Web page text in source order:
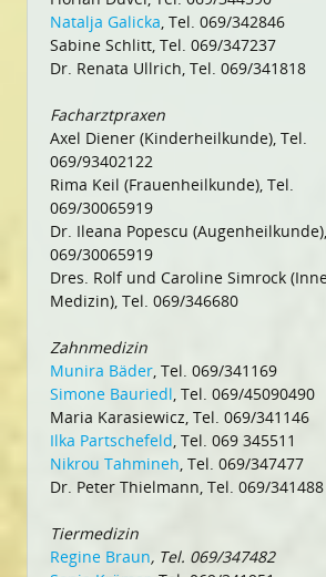
Natalja Galicka, Tel. 069/342846
Sabine Schlitt, Tel. 069/347237
Dr. Renata Ullrich, Tel. 069/341818
Facharztpraxen
Axel Diener (Kinderheilkunde), Tel.
069/93402122
Rima Keil (Frauenheilkunde), Tel.
069/30065919
Dr. Ileana Popescu
069/30065919
Dres. Rolf und Caroline Simrock
Medizin), Tel. 069/346680
Zahnmedizin
Munira Bäder, Tel. 069/341169
Simone Bauriedl, Tel. 069/45090490
Maria Karasiewicz, Tel. 069/341146
Ilka Partschefeld, Tel. 069 345511
Nikrou Tahmineh, Tel. 069/347477
Dr. Peter Thielmann, Tel. 069/341488
Tiermedizin
Regine Braun, Tel. 069/347482